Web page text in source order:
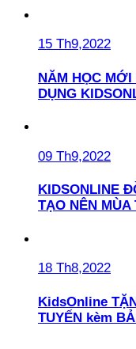
15 Th9,2022
NĂM HỌC
DỤNG
09 Th9,2022
KIDSONLINE
TẠO NÊN MÙA
18 Th8,2022
KidsOnline
TUYẾN kèm